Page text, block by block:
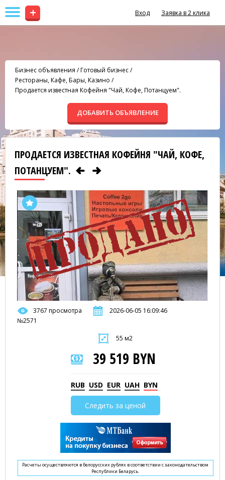
+ Вход Заявка в 2 клика
Бизнес объявления /Готовый бизнес/
Рестораны, Кафе, Бары, Казино /
Продается известная Кофейня "Чай, Кофе, Потанцуем".
ДОБАВИТЬ ОБЪЯВЛЕНИЕ
ПРОДАЕТСЯ ИЗВЕСТНАЯ КОФЕЙНЯ "ЧАЙ, КОФЕ,
ПОТАНЦУЕМ".
3767 просмотра
2026-06-05 16:09:46
№2571
55 м2
39 519 BYN
RUB USD EUR UAH BYN
Следить за ценой
Расчеты осуществляются в белорусских рублях в соответствии с законодательством
Республики Беларусь.